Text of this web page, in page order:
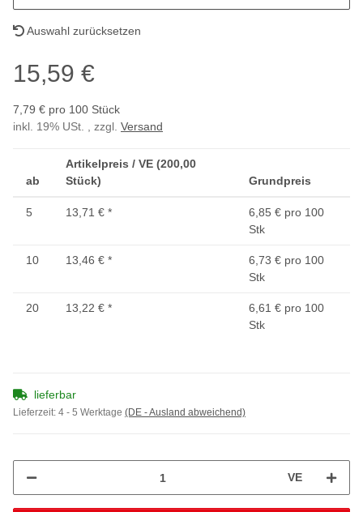
Auswahl zurücksetzen
15,59 €
7,79 € pro 100 Stück
inkl. 19% USt. , zzgl. Versand
ab
Artikelpreis / VE (200,00
Stück)
Grundpreis
5 13,71 € *
6,85 € pro 100
Stk
10 13,46 € *
6,73 € pro 100
Stk
20 13,22 € *
6,61 € pro 100
Stk
lieferbar
Lieferzeit: 4 - 5 Werktage (DE - Ausland abweichend)
VE